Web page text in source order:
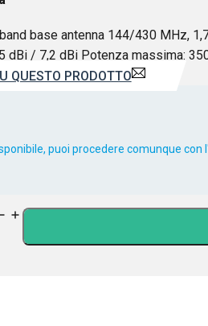
base antenna 144/430 MHz,
dBi / 7,2 dBi Potenza massima:
QUESTO PRODOTTO
puoi procedere comunque